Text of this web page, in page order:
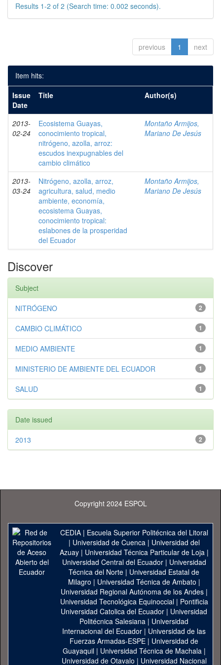
Results 1-2 of 2 (Search time: 0.002 seconds).
previous 1 next
Item hits:
Issue
Date
Title Author(s)
2013-
02-24
Ecosistema Guayas,
conocimiento tropical,
nitrógeno, azolla, arroz:
escudos inexpugnables del
cambio climático
Montaño Armijos,
Mariano De Jesús
2013-
03-24
Nitrógeno, azolla, arroz,
agricultura, salud, medio
ambiente, economía,
ecosistema Guayas,
conocimiento tropical:
eslabones de la prosperidad
del Ecuador
Montaño Armijos,
Mariano De Jesús
Discover
Subject
2
NITRÓGENO
1
CAMBIO CLIMÁTICO
1
MEDIO AMBIENTE
1
MINISTERIO DE AMBIENTE DEL ECUADOR
1
SALUD
Date issued
2
2013
Copyright 2024 ESPOL
CEDIA| Escuela Superior Politécnica del Litoral
| Universidad de Cuenca| Universidad del
Azuay| Universidad Técnica Particular de Loja|
Universidad Central del Ecuador| Universidad
Técnica del Norte | Universidad Estatal de
Milagro | Universidad Técnica de Ambato |
Universidad Regional Autónoma de los Andes|
Universidad Tecnológica Equinoccial| Pontificia
Universidad Catolica del Ecuador | Universidad
Politécnica Salesiana | Universidad
Internacional del Ecuador | Universidad de las
Fuerzas Armadas-ESPE | Universidad de
Guayaquil| Universidad Técnica de Machala|
Universidad de Otavalo | Universidad Nacional